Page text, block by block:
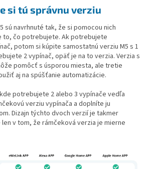
si tú správnu verziu
sú navrhnuté tak, že si pomocou nich
to, čo potrebujete. Ak potrebujete
potom si kúpite samostatnú verziu M5 s 1
2 vypínač, opäť je na to verzia. Verzia s
pomôcť s úsporou miesta, ale tretie
aj na spúšťanie automatizácie.
potrebujete 2 alebo 3 vypínače vedľa
verziu vypínača a doplníte ju
Dizajn týchto dvoch verzií je takmer
v tom, že rámčeková verzia je mierne